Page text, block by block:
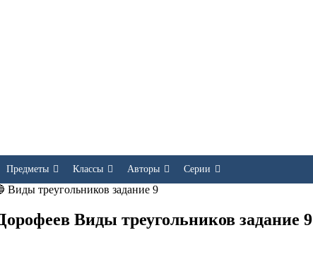
Предметы
Классы Авторы Серии
Виды треугольников задание 9
Виды треугольников задание 9